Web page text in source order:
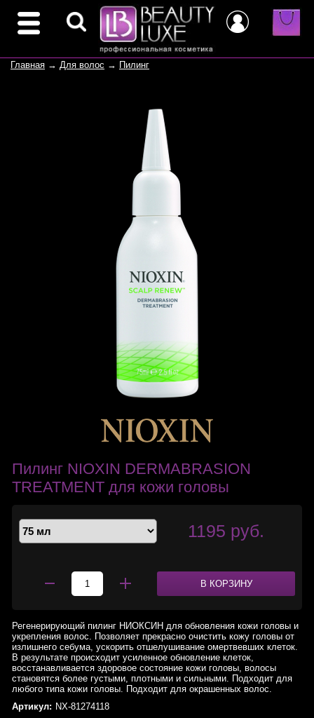
Главная → Для волос → Пилинг
Пилинг NIOXIN DERMABRASION
TREATMENT для кожи головы
1195 руб.
В КОРЗИНУ
Регенерирующий пилинг НИОКСИН для обновления кожи головы и
укрепления волос. Позволяет прекрасно очистить кожу головы от
излишнего себума, ускорить отшелушивание омертвевших клеток.
В результате происходит усиленное обновление клеток,
восстанавливается здоровое состояние кожи головы, волосы
становятся более густыми, плотными и сильными. Подходит для
любого типа кожи головы. Подходит для окрашенных волос.
Артикул: NX-81274118